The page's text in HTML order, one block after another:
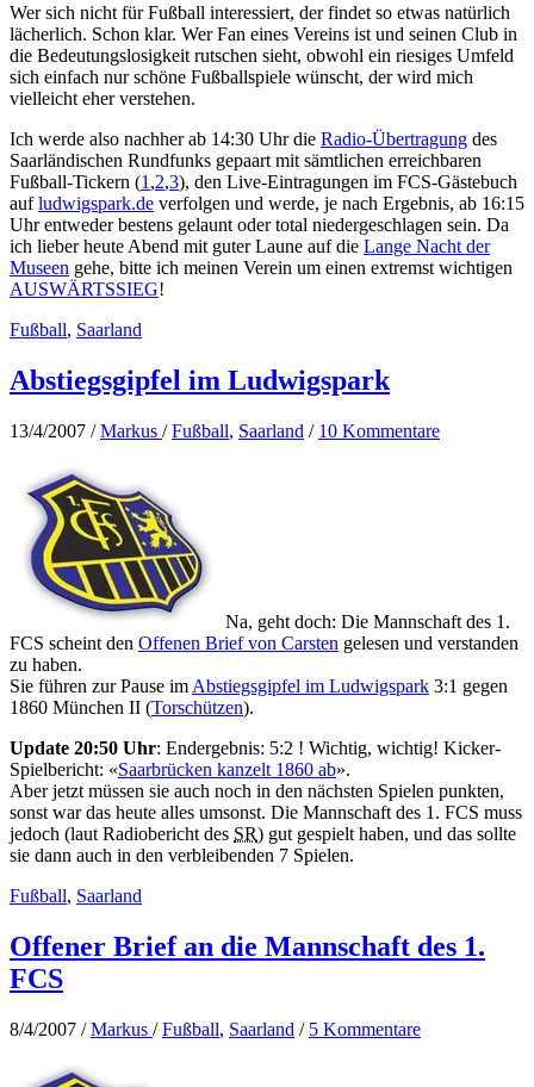
Wer sich nicht für Fußball interessiert, der findet so etwas natürlich
lächerlich. Schon klar. Wer Fan eines Vereins ist und seinen Club in
die Bedeutungslosigkeit rutschen sieht, obwohl ein riesiges Umfeld
sich einfach nur schöne Fußballspiele wünscht, der wird mich
vielleicht eher verstehen.
Ich werde also nachher ab 14:30 Uhr die Radio-Übertragung des
Saarländischen Rundfunks gepaart mit sämtlichen erreichbaren
Fußball-Tickern (1 ,2,3), den Live-Eintragungen im FCS-Gästebuch
aufludwigspark.de verfolgen und werde, je nach Ergebnis, ab 16:15
Uhr entweder bestens gelaunt oder total niedergeschlagen sein. Da
ich lieber heute Abend mit guter Laune auf die Lange Nacht der
Museen gehe, bitte ich meinen Verein um einen extremst wichtigen
AUSWÄRTSSIEG!
Fußball, Saarland
Abstiegsgipfel im Ludwigspark
13/4/2007 /Markus /Fußball, Saarland / 10 Kommentare
Na, geht doch: Die Mannschaft des 1.
FCS scheint den Offenen Brief von Carsten gelesen und verstanden
zu haben.
Sie führen zur Pause im Abstiegsgipfel im Ludwigspark 3:1 gegen
1860 München II (Torschützen).
Update 20:50 Uhr: Endergebnis: 5:2 ! Wichtig, wichtig! Kicker-
Spielbericht: «Saarbrücken kanzelt 1860 ab».
Aber jetzt müssen sie auch noch in den nächsten Spielen punkten,
sonst war das heute alles umsonst. Die Mannschaft des 1. FCS muss
jedoch (laut Radiobericht des SR) gut gespielt haben, und das sollte
sie dann auch in den verbleibenden 7 Spielen.
Fußball, Saarland
Offener Brief an die Mannschaft des 1.
FCS
8/4/2007 /Markus /Fußball, Saarland / 5 Kommentare